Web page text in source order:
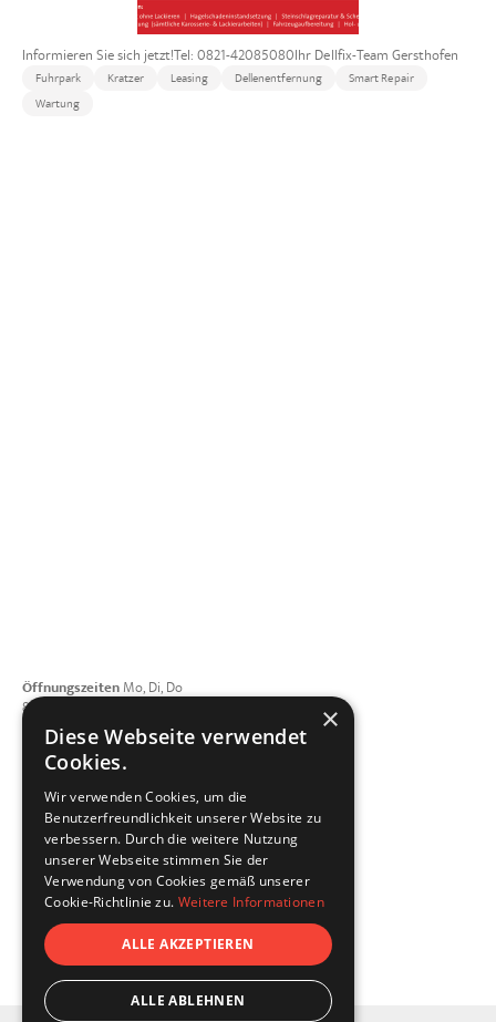
Informieren Sie sich jetzt!Tel: 0821-42085080Ihr Dellfix-Team Gersthofen
Fuhrpark Kratzer Leasing Dellenentfernung
Smart Repair
Wartung
ÖffnungszeitenMo, Di, Do
8:00 - 12:00 | 13:00 - 17:00 Uhr
Mittwoch geschlossen
Freitag 8:00 - 15:00 Uhr
Telefon
+49 821 4208508-0
E-Mail schreiben
dellfix GmbH
Porschestraße 3
86368 Gersthofen
Vernetzen Sie sich mit uns
×
Diese Webseite verwendet
Cookies.
Wir verwenden Cookies, um die
Benutzerfreundlichkeit unserer Website zu
verbessern. Durch die weitere Nutzung
unserer Webseite stimmen Sie der
Verwendung von Cookies gemäß unserer
Cookie-Richtlinie zu. Weitere Informationen
ALLE AKZEPTIEREN
ALLE ABLEHNEN